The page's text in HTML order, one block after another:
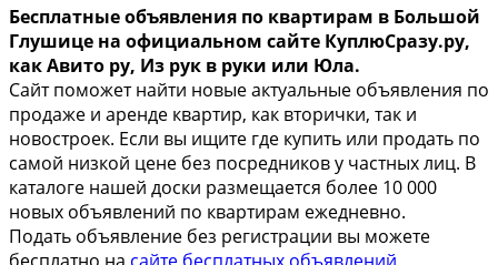
Бесплатные объявления по квартирам в Большой
Глушице на официальном сайте КуплюСразу.ру,
как Авито ру, Из рук в руки или Юла.
Сайт поможет найти новые актуальные объявления по
продаже и аренде квартир, как вторички, так и
новостроек. Если вы ищите где купить или продать по
самой низкой цене без посредников у частных лиц. В
каталоге нашей доски размещается более 10 000
новых объявлений по квартирам ежедневно.
Подать объявление без регистрации вы можете